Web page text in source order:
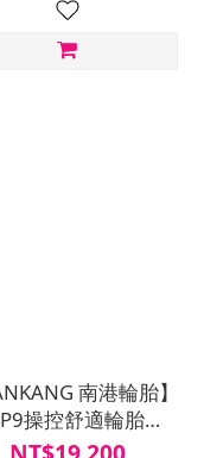
南港輪胎】
操控舒適輪胎
四入組(含安裝